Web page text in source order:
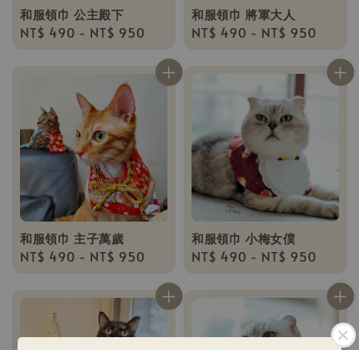
和服領巾 公主殿下
Regular
NT$ 490 - NT$ 950
和服領巾 將軍大人
Regular
NT$ 490 - NT$ 950
和服領巾 主子萬歲
Regular
NT$ 490 - NT$ 950
和服領巾 小梅女僕
Regular
NT$ 490 - NT$ 950